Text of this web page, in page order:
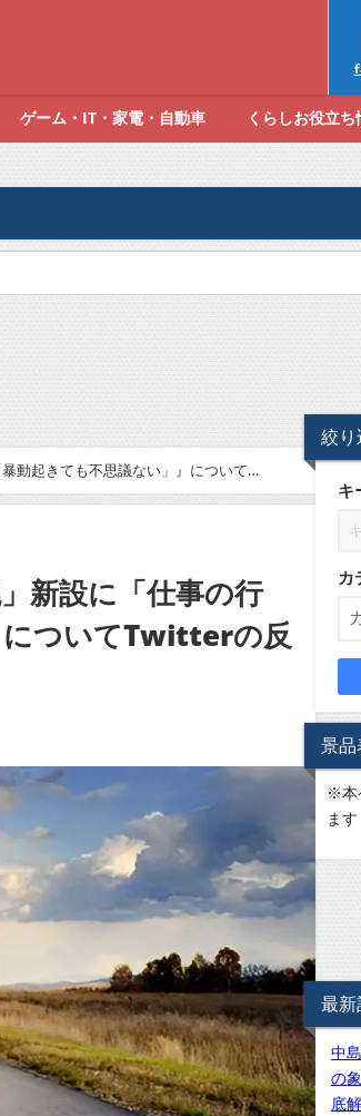
ゲーム・IT・家電・自動車 くらしお役立ち
動起きても不思議ない」』について
新設に「仕事の行
についてTwitterの反
絞り
キ
カ
景
※本
ます
最新
中
の
底